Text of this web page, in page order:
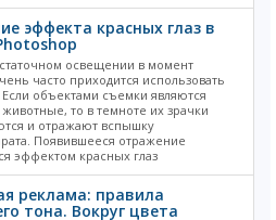
эффекта красных глаз в
освещении в момент
часто приходится использовать
объектами съемки являются
то в темноте их зрачки
и отражают вспышку
Появившееся отражение
эффектом красных глаз
реклама: правила
тона. Вокруг цвета